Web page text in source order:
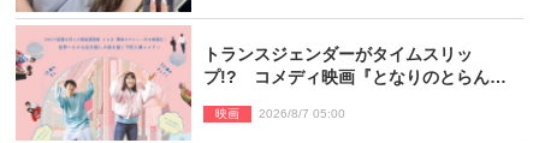
トランスジェンダーがタイムスリッ
プ!? コメディ映画『となりのとらんす
映画 2026/8/7 05:00